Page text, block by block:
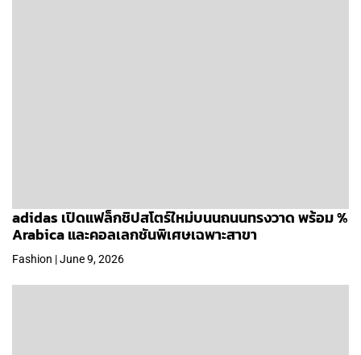
adidas เปิดแฟล็กชิปสโตร์ใหม่บนนถนนทรงวาด พร้อม %
Arabica และคอลเลกชันพิเศษเฉพาะสาขา
Fashion | June 9, 2026